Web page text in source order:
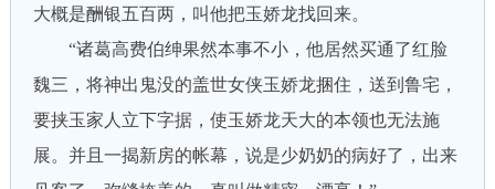
大概是酬银五百两，叫他把玉娇龙找回来。
“诸葛高费伯绅果然本事不小，他居然买通了红脸
魏三，将神出鬼没的盖世女侠玉娇龙捆住，送到鲁宅，
要挟玉家人立下字据，使玉娇龙天大的本领也无法施
展。并且一揭新房的帐幕，说是少奶奶的病好了，出来